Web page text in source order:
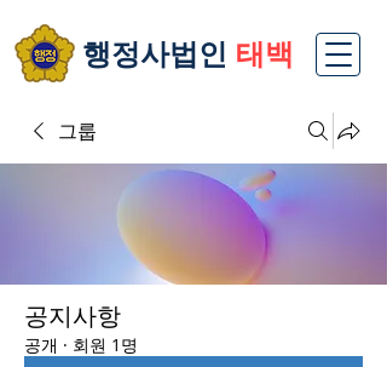
​행정사법인 태백
그룹
공지사항
공개 · 회원 1명